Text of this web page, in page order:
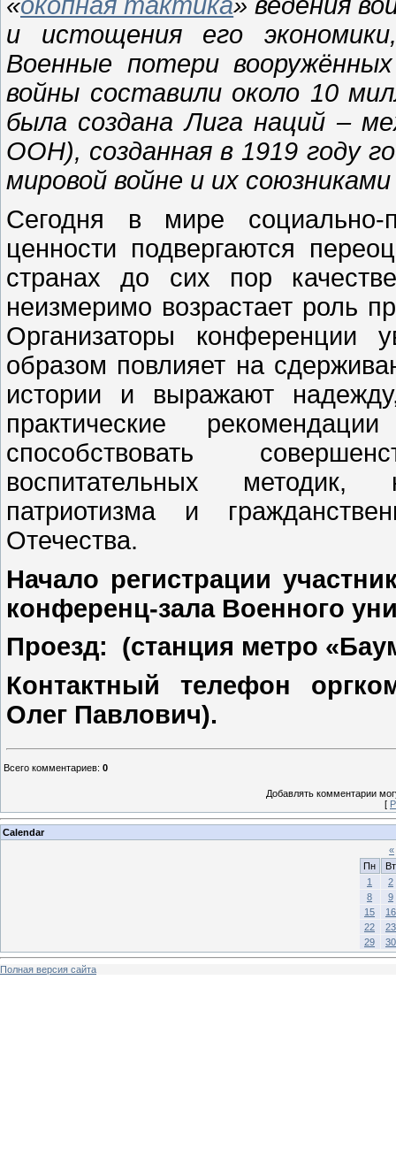
«окопная тактика» ведения
и истощения его
Военные потери
войны составили около 10
была создана Лига наций –
ООН), созданная в 1919 году
мировой войне и их
Сегодня в мире социально-
ценности подвергаются
странах до сих пор
неизмеримо возрастает роль
Организаторы конференции
образом повлияет на
истории и выражают
практические
способствовать
воспитательных
патриотизма и
Отечества.
Начало регистрации
конференц-зала Военного
Проезд: (станция метро
Контактный телефон
Олег Павлович).
Всего комментариев: 0
Добавлять комментарии
[
Calendar
«
Пн
Вт
1
2
8
9
15
16
22
23
29
30
Полная версия сайта